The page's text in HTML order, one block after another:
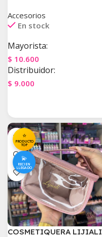
Accesorios
En stock
Mayorista:
$ 10.600
Distribuidor:
$ 9.000
⭐
PRODUCTO
TOP
💫
RECIEN
LLEGADO
COSMETIQUERA LIJIALI